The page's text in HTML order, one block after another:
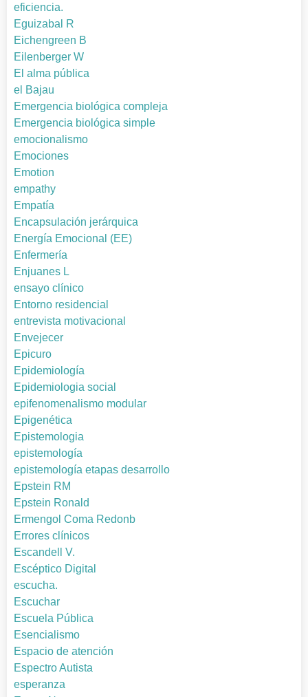
eficiencia.
Eguizabal R
Eichengreen B
Eilenberger W
El alma pública
el Bajau
Emergencia biológica compleja
Emergencia biológica simple
emocionalismo
Emociones
Emotion
empathy
Empatía
Encapsulación jerárquica
Energía Emocional (EE)
Enfermería
Enjuanes L
ensayo clínico
Entorno residencial
entrevista motivacional
Envejecer
Epicuro
Epidemiología
Epidemiologia social
epifenomenalismo modular
Epigenética
Epistemologia
epistemología
epistemología etapas desarrollo
Epstein RM
Epstein Ronald
Ermengol Coma Redonb
Errores clínicos
Escandell V.
Escéptico Digital
escucha.
Escuchar
Escuela Pública
Esencialismo
Espacio de atención
Espectro Autista
esperanza